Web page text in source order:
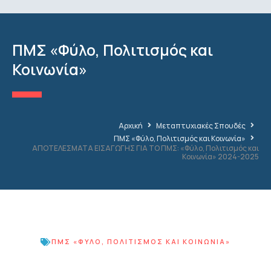
ΤΟ ΤΜΗΜΑ
ΔΙΔΑΚΤΟΡΙΚΑ
ΠΡΟΣΩΠΙΚΟ
ΕΡΕΥΝΑ
ΦΟΙΤΗΤΙΚΑ
ΠΜΣ «Φύλο, Πολιτισμός και
Κοινωνία»
Αρχική
Μεταπτυχιακές Σπουδές
ΠΜΣ «Φύλο, Πολιτισμός και Κοινωνία»
ΑΠΟΤΕΛΕΣΜΑΤΑ ΕΙΣΑΓΩΓΗΣ ΓΙΑ ΤΟ ΠΜΣ: «Φύλο, Πολιτισμός και
Κοινωνία» 2024-2025
ΠΜΣ «ΦΎΛΟ, ΠΟΛΙΤΙΣΜΌΣ ΚΑΙ ΚΟΙΝΩΝΊΑ»